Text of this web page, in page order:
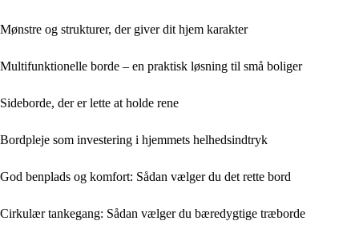
Mønstre og strukturer, der giver dit hjem karakter
Multifunktionelle borde – en praktisk løsning til små boliger
Sideborde, der er lette at holde rene
Bordpleje som investering i hjemmets helhedsindtryk
God benplads og komfort: Sådan vælger du det rette bord
Cirkulær tankegang: Sådan vælger du bæredygtige træborde